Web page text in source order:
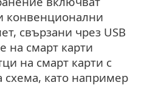
конвенционални
свързани чрез USB
на смарт карти
на смарт карти с
схема, като например